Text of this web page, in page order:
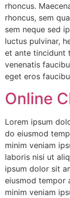
rhoncus.
rhoncus, sem
sem neque sed
luctus pulvinar,
et ante tincidunt
venenatis
eget eros
Online
Lorem ipsum
do eiusmod
minim veniam
laboris nisi ut
ipsum dolor sit
eiusmod tempor
minim veniam